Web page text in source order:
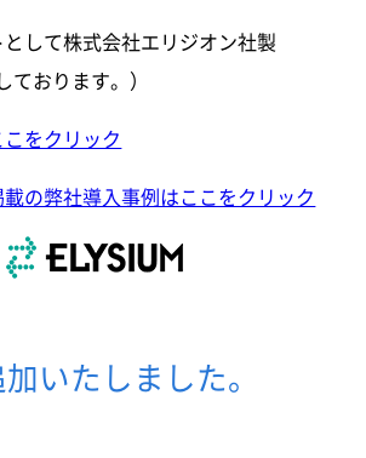
として株式会社エリジオン社製
おります。）
をクリック
の弊社導入事例はここをクリック
いたしました。